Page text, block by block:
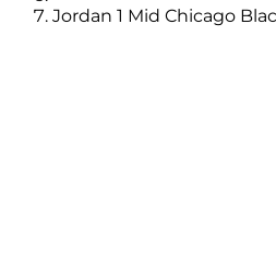
Jordan 1 Mid Chicago